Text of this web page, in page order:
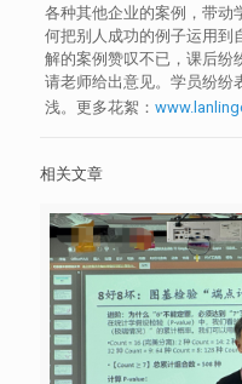
各种其他企业的案例，带动
何把别人成功的例子运用到
解的案例赞叹不已，课后纷
请老师给出意见。学员纷纷
浅。更多花絮：
相关文章